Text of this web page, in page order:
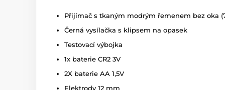
Přijímač s tkaným modrým řemenem bez oka
Černá vysílačka s klipsem na opasek
Testovací výbojka
1x baterie CR2 3V
2X baterie AA 1,5V
Elektrody 12 mm